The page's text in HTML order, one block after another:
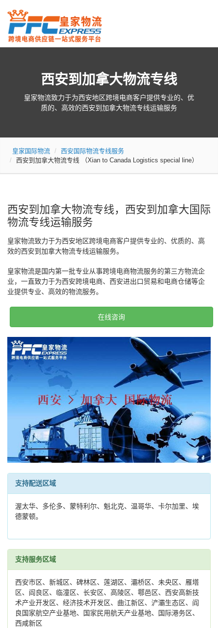
西安到加拿大物流专线
皇家物流致力于为西安地区跨境电商客户提供专业的、优
质的、高效的西安到加拿大物流专线运输服务
皇家国际物流
西安国际物流专线服务
西安到加拿大物流专线 （Xian to Canada Logistics special line）
西安到加拿大物流专线，西安到加拿大国际
物流专线运输服务
皇家物流致力于为西安地区跨境电商客户提供专业的、优质的、高
效的西安到加拿大物流专线运输服务。
皇家物流是国内第一批专业从事跨境电商物流服务的第三方物流企
业，一直致力于为西安跨境电商、西安进出口贸易和电商仓储等企
业提供专业、高效的物流服务。
在线咨询
支持配送区域
渥太华、多伦多、蒙特利尔、魁北克、温哥华、卡尔加里、埃
德蒙顿。
支持服务区域
西安市区、新城区、碑林区、莲湖区、灞桥区、未央区、雁塔
区、阎良区、临潼区、长安区、高陵区、鄠邑区、西安高新技
术产业开发区、经济技术开发区、曲江新区、浐灞生态区、阎
良国家航空产业基地、国家民用航天产业基地、国际港务区、
西咸新区